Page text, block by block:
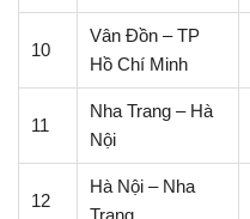
10
Vân Đồn – TP
Hồ Chí Minh
11
Nha Trang – Hà
Nội
12
Hà Nội – Nha
Trang